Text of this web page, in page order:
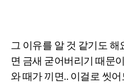
그 이유를 알 것 같기도
면 금새 굳어버리기 때문
와 때가 끼면.. 이걸로 씻